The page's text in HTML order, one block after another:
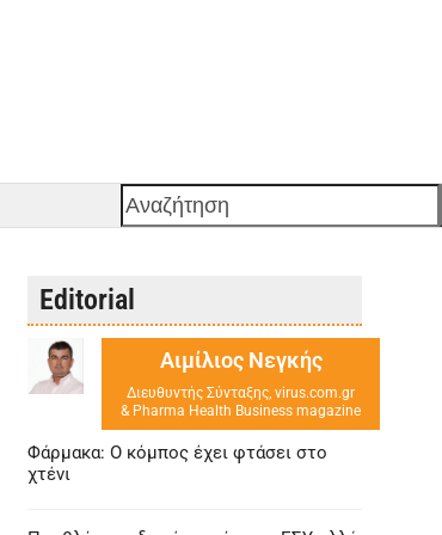
Αναζήτηση
Editorial
Αιμίλιος Νεγκής
Διευθυντής Σύνταξης, virus.com.gr
& Pharma Health Business magazine
Φάρμακα: Ο κόμπος έχει φτάσει στο
χτένι